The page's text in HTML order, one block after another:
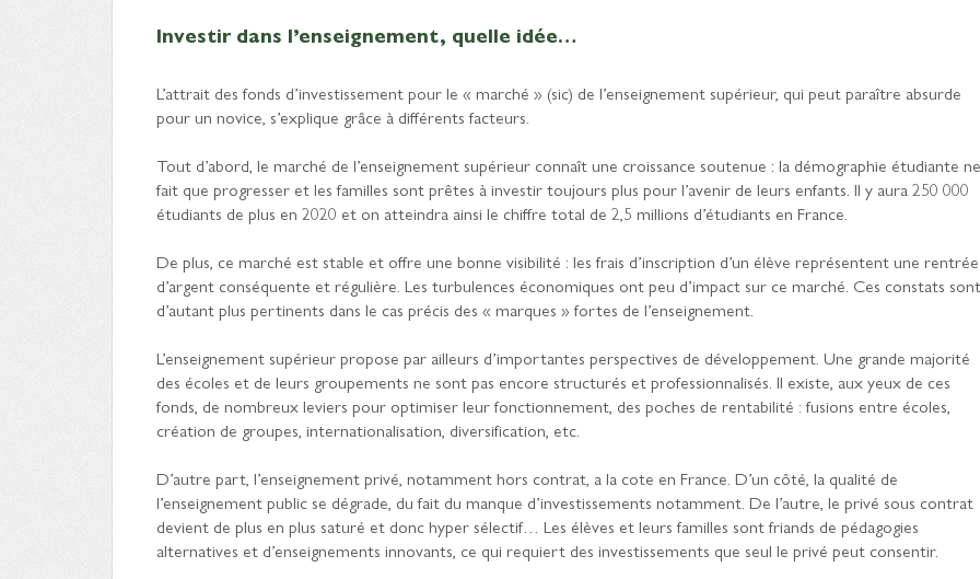
Investir dans l’enseignement, quelle idée…
L’attrait des fonds d’investissement pour le « marché » (sic) de l’enseignement supérieur, qui peut paraître absurde
pour un novice, s’explique grâce à différents facteurs.
Tout d’abord, le marché de l’enseignement supérieur connaît une croissance soutenue : la démographie étudiante ne
fait que progresser et les familles sont prêtes à investir toujours plus pour l’avenir de leurs enfants. Il y aura 250 000
étudiants de plus en 2020 et on atteindra ainsi le chiffre total de 2,5 millions d’étudiants en France.
De plus, ce marché est stable et offre une bonne visibilité : les frais d’inscription d’un élève représentent une rentrée
d’argent conséquente et régulière. Les turbulences économiques ont peu d’impact sur ce marché. Ces constats sont
d’autant plus pertinents dans le cas précis des « marques » fortes de l’enseignement.
L’enseignement supérieur propose par ailleurs d’importantes perspectives de développement. Une grande majorité
des écoles et de leurs groupements ne sont pas encore structurés et professionnalisés. Il existe, aux yeux de ces
fonds, de nombreux leviers pour optimiser leur fonctionnement, des poches de rentabilité : fusions entre écoles,
création de groupes, internationalisation, diversification, etc.
D’autre part, l’enseignement privé, notamment hors contrat, a la cote en France. D’un côté, la qualité de
l’enseignement public se dégrade, du fait du manque d’investissements notamment. De l’autre, le privé sous contrat
devient de plus en plus saturé et donc hyper sélectif… Les élèves et leurs familles sont friands de pédagogies
alternatives et d’enseignements innovants, ce qui requiert des investissements que seul le privé peut consentir.